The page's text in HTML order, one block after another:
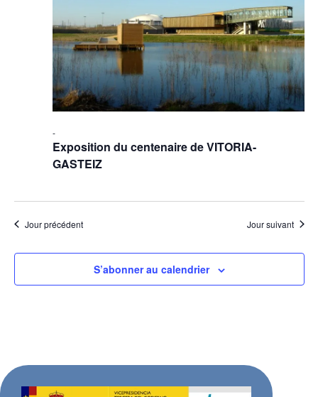
Exposition du centenaire de VITORIA-
GASTEIZ
-
Jour précédent Jour suivant
S’abonner au calendrier